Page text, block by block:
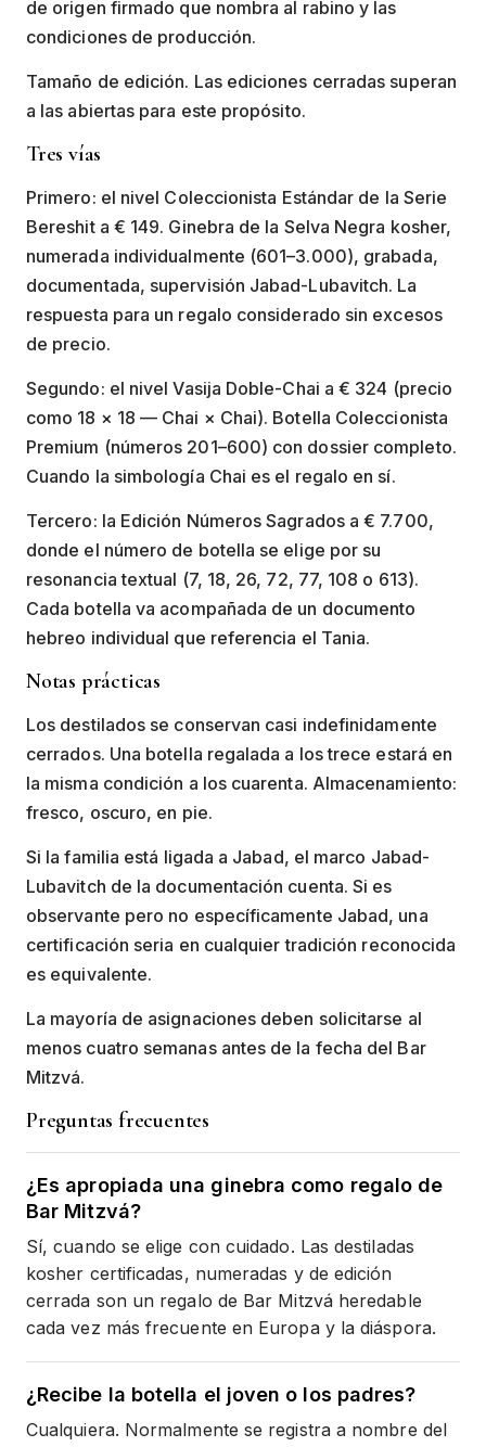
de origen firmado que nombra al rabino y las
condiciones de producción.
Tamaño de edición. Las ediciones cerradas superan
a las abiertas para este propósito.
Tres vías
Primero: el nivel Coleccionista Estándar de la Serie
Bereshit a € 149. Ginebra de la Selva Negra kosher,
numerada individualmente (601–3.000), grabada,
documentada, supervisión Jabad-Lubavitch. La
respuesta para un regalo considerado sin excesos
de precio.
Segundo: el nivel Vasija Doble-Chai a € 324 (precio
como 18 × 18 — Chai × Chai). Botella Coleccionista
Premium (números 201–600) con dossier completo.
Cuando la simbología Chai es el regalo en sí.
Tercero: la Edición Números Sagrados a € 7.700,
donde el número de botella se elige por su
resonancia textual (7, 18, 26, 72, 77, 108 o 613).
Cada botella va acompañada de un documento
hebreo individual que referencia el Tania.
Notas prácticas
Los destilados se conservan casi indefinidamente
cerrados. Una botella regalada a los trece estará en
la misma condición a los cuarenta. Almacenamiento:
fresco, oscuro, en pie.
Si la familia está ligada a Jabad, el marco Jabad-
Lubavitch de la documentación cuenta. Si es
observante pero no específicamente Jabad, una
certificación seria en cualquier tradición reconocida
es equivalente.
La mayoría de asignaciones deben solicitarse al
menos cuatro semanas antes de la fecha del Bar
Mitzvá.
Preguntas frecuentes
¿Es apropiada una ginebra como regalo de
Bar Mitzvá?
Sí, cuando se elige con cuidado. Las destiladas
kosher certificadas, numeradas y de edición
cerrada son un regalo de Bar Mitzvá heredable
cada vez más frecuente en Europa y la diáspora.
¿Recibe la botella el joven o los padres?
Cualquiera. Normalmente se registra a nombre del